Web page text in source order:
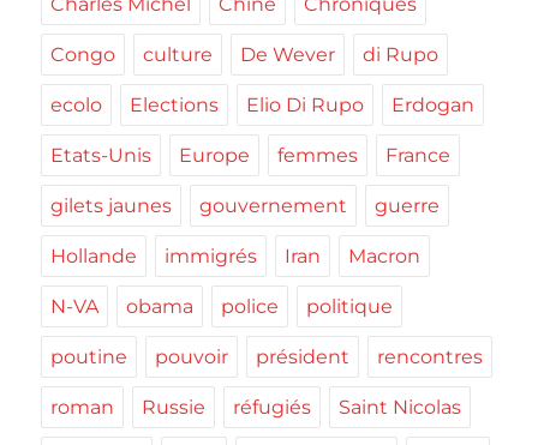
Congo culture De Wever di Rupo
ecolo Elections Elio Di Rupo Erdogan
Etats-Unis Europe femmes France
gilets jaunes gouvernement guerre
Hollande immigrés Iran Macron
N-VA obama police politique
poutine pouvoir président rencontres
roman Russie réfugiés Saint Nicolas